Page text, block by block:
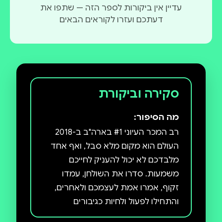
עדיין אין ביקורות לספר הזה — שתפו את
דעתכם ועזרו לקוראים הבאים
סקירה וביקורת
מה הסיפור:
רב המכר העיוני #1 בארה"ב ב-2018
העולם הוא מקום מלא סבל, ואף אחד
מלבדכם לא יכול להעניק לחייכם
משמעות. סדרו את השולחן, עמדו
זקוף, אמרו אמת לעצמכם ולאחרים,
והתחילו לפעול ולחיות כגיבורים
שנולדתם להיות. זה רק בידיים שלכם.